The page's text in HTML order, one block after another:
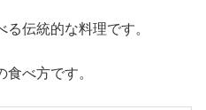
伝統的な料理です。
べ方です。